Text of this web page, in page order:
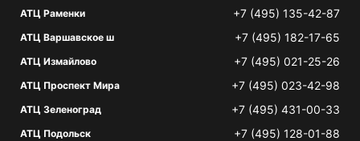
АТЦ Раменки +7 (495) 135-42-87
АТЦ Варшавское ш +7 (495) 182-17-65
АТЦ Измайлово +7 (495) 021-25-26
АТЦ Проспект Мира +7 (495) 023-42-98
АТЦ Зеленоград +7 (495) 431-00-33
АТЦ Подольск +7 (495) 128-01-88